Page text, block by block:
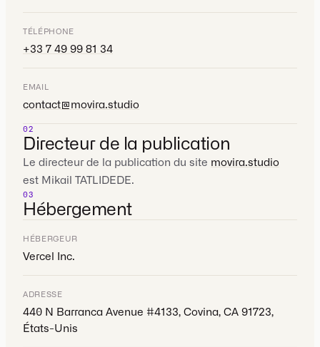
TÉLÉPHONE
+33 7 49 99 81 34
EMAIL
contact@movira.studio
02
Directeur de la publication
Le directeur de la publication du site movira.studio
est Mikail TATLIDEDE.
03
Hébergement
HÉBERGEUR
Vercel Inc.
ADRESSE
440 N Barranca Avenue #4133, Covina, CA 91723,
États-Unis